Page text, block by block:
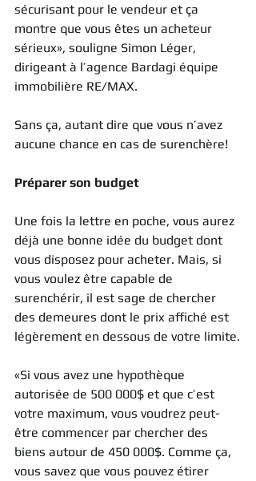
sécurisant pour le vendeur et ça
montre que vous êtes un acheteur
sérieux», souligne Simon Léger,
dirigeant à l’agence Bardagi équipe
immobilière RE/MAX.
Sans ça, autant dire que vous n’avez
aucune chance en cas de surenchère!
Préparer son budget
Une fois la lettre en poche, vous aurez
déjà une bonne idée du budget dont
vous disposez pour acheter. Mais, si
vous voulez être capable de
surenchérir, il est sage de chercher
des demeures dont le prix affiché est
légèrement en dessous de votre limite.
«Si vous avez une hypothèque
autorisée de 500 000$ et que c’est
votre maximum, vous voudrez peut-
être commencer par chercher des
biens autour de 450 000$. Comme ça,
vous savez que vous pouvez étirer